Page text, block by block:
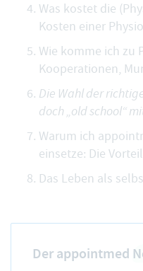
Was kostet die
Kosten einer
Wie komme ich zu
Kooperationen,
Die Wahl der
doch „old school“
Warum ich
einsetze: Die
Das Leben als
Der appointmed